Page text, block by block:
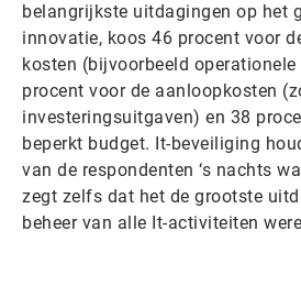
belangrijkste uitdagingen op het
innovatie, koos 46 procent voor
kosten (bijvoorbeeld
procent voor de aanloopkosten
investeringsuitgaven) en 38
beperkt budget. It-beveiliging
van de respondenten ‘s nachts
zegt zelfs dat het de grootste
beheer van alle It-activiteiten